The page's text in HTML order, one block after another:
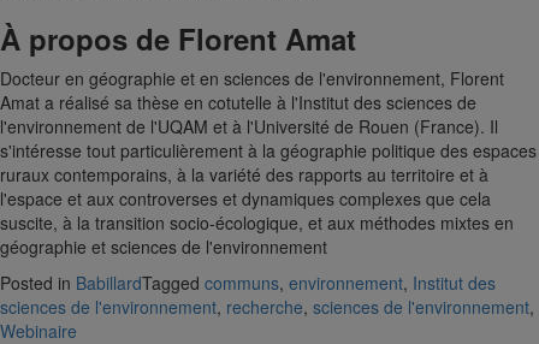
À propos de Florent Amat
Docteur en géographie et en sciences de l'environnement, Florent
Amat a réalisé sa thèse en cotutelle à l'Institut des sciences de
l'environnement de l'UQAM et à l'Université de Rouen (France). Il
s'intéresse tout particulièrement à la géographie politique des espaces
ruraux contemporains, à la variété des rapports au territoire et à
l'espace et aux controverses et dynamiques complexes que cela
suscite, à la transition socio-écologique, et aux méthodes mixtes en
géographie et sciences de l'environnement
Posted in BabillardTagged communs, environnement, Institut des
sciences de l'environnement, recherche, sciences de l'environnement,
Webinaire